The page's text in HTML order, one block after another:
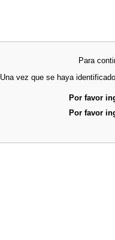
Para
Una vez que se haya
Por favor
Por favor